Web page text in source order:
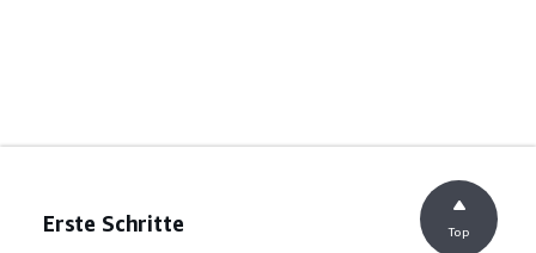
Erste Schritte Top